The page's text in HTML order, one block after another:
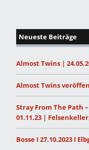
Neueste Beiträge
Almost Twins |
Almost Twins
Stray From The Path
01.11.23 |
Bosse I 27.10.2023 I